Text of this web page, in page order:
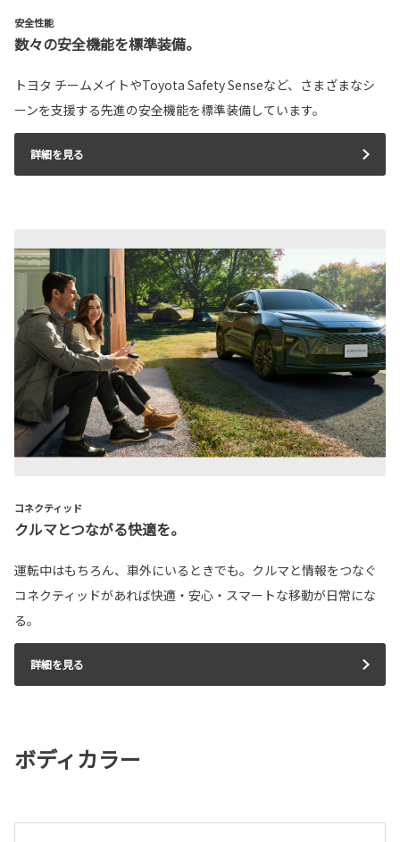
安全性能
数々の安全機能を標準装備。
トヨタ チームメイトやToyota Safety Senseなど、さまざまなシ
ーンを支援する先進の安全機能を標準装備しています。
詳細を見る
コネクティッド
クルマとつながる快適を。
運転中はもちろん、車外にいるときでも。クルマと情報をつなぐ
コネクティッドがあれば快適・安心・スマートな移動が日常にな
る。
詳細を見る
ボディカラー